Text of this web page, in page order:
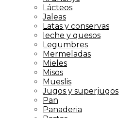
Lácteos
Jaleas
Latas y conservas
leche y quesos
Legumbres
Mermeladas
Mieles
Misos
Mueslis
Jugos y superjugos
Pan
Panaderia